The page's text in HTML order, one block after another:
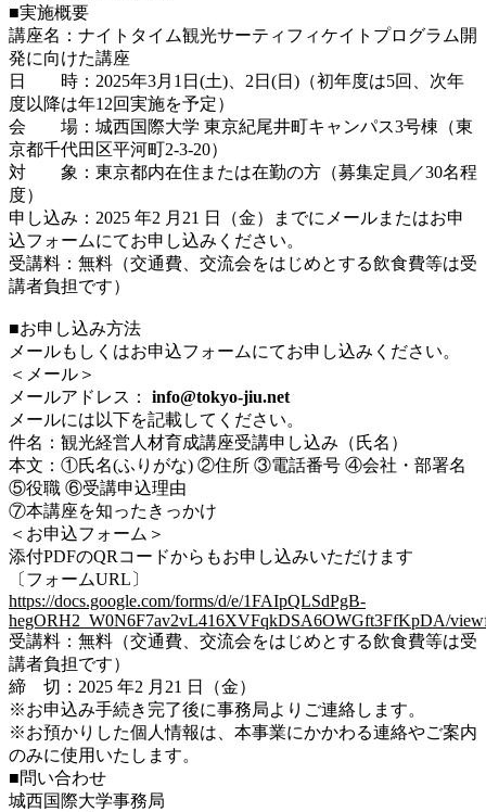
■実施概要
講座名：ナイトタイム観光サーティフィケイトプログラム開
発に向けた講座​
日 時：2025年3月1日(土)、2日(日)（初年度は5回、次年
度以降は年12回実施を予定）
会 場：城西国際大学 東京紀尾井町キャンパス3号棟（東
京都千代田区平河町2-3-20）
対 象：東京都内在住または在勤の方（募集定員／30名程
度）
申し込み：2025 年2 月21 日（金）までにメールまたはお申
込フォームにてお申し込みください。
受講料：無料（交通費、交流会をはじめとする飲食費等は受
講者負担です）
■お申し込み方法
メールもしくはお申込フォームにてお申し込みください。
＜メール＞
メールアドレス：
info@tokyo-jiu.net
メールには以下を記載してください。
件名：観光経営人材育成講座受講申し込み（氏名）
本文：①氏名(ふりがな) ②住所 ③電話番号 ④会社・部署名
⑤役職 ⑥受講申込理由
⑦本講座を知ったきっかけ
＜お申込フォーム＞
添付PDFのQRコードからもお申し込みいただけます
〔フォームURL〕
https://docs.google.com/forms/d/e/1FAIpQLSdPgB-
hegORH2_W0N6F7av2vL416XVFqkDSA6OWGft3FfKpDA/
受講料：無料（交通費、交流会をはじめとする飲食費等は受
講者負担です）
締 切：2025 年2 月21 日（金）
※お申込み手続き完了後に事務局よりご連絡します。
※お預かりした個人情報は、本事業にかかわる連絡やご案内
のみに使用いたします。
■問い合わせ
城西国際大学事務局